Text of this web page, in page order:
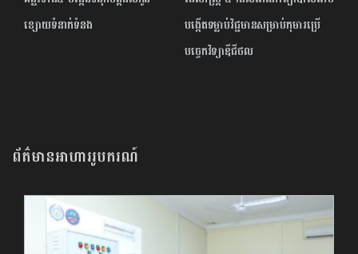
ខ្សោយទំនាក់ទំនង
បង្កើតទម្លាប់វិជ្ជមានសម្រាប់កុមារប្រើ
បច្ចេកវិទ្យាឌីជីថល
ព័ត៌មានអាហាររូបករណ៍